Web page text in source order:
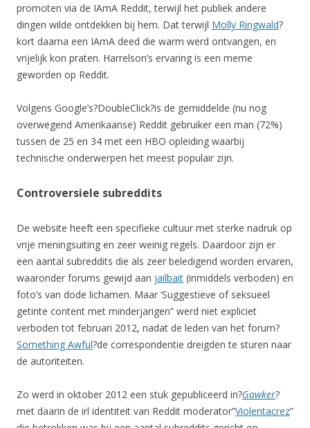
promoten via de IAmA Reddit, terwijl het publiek andere
dingen wilde ontdekken bij hem. Dat terwijl Molly Ringwald?
kort daarna een IAmA deed die warm werd ontvangen, en
vrijelijk kon praten. Harrelson’s ervaring is een meme
geworden op Reddit.
Volgens Google’s?DoubleClick?is de gemiddelde (nu nog
overwegend Amerikaanse) Reddit gebruiker een man (72%)
tussen de 25 en 34 met een HBO opleiding waarbij
technische onderwerpen het meest populair zijn.
Controversiele subreddits
De website heeft een specifieke cultuur met sterke nadruk op
vrije meningsuiting en zeer weinig regels. Daardoor zijn er
een aantal subreddits die als zeer beledigend worden ervaren,
waaronder forums gewijd aan jailbait (inmiddels verboden) en
foto’s van dode lichamen. Maar ‘Suggestieve of seksueel
getinte content met minderjarigen” werd niet expliciet
verboden tot februari 2012, nadat de leden van het forum?
Something Awful?de correspondentie dreigden te sturen naar
de autoriteiten.
Zo werd in oktober 2012 een stuk gepubliceerd in?Gawker?
met daarin de irl identiteit van Reddit moderator”Violentacrez”